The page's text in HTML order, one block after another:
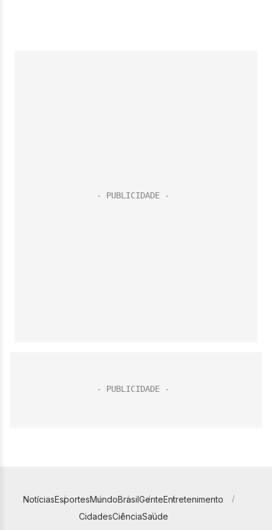
NotíciasEsportesMundoBrasilGenteEntretenimento
CidadesCiênciaSaúde